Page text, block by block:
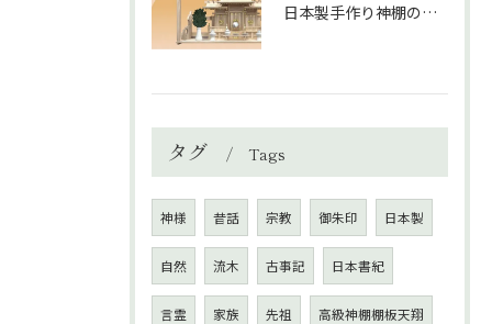
日本製手作り神棚の魅力と選び方ガイド
タグ Tags
神様 昔話 宗教 御朱印 日本製
自然 流木 古事記 日本書紀
言霊 家族 先祖 高級神棚棚板天翔